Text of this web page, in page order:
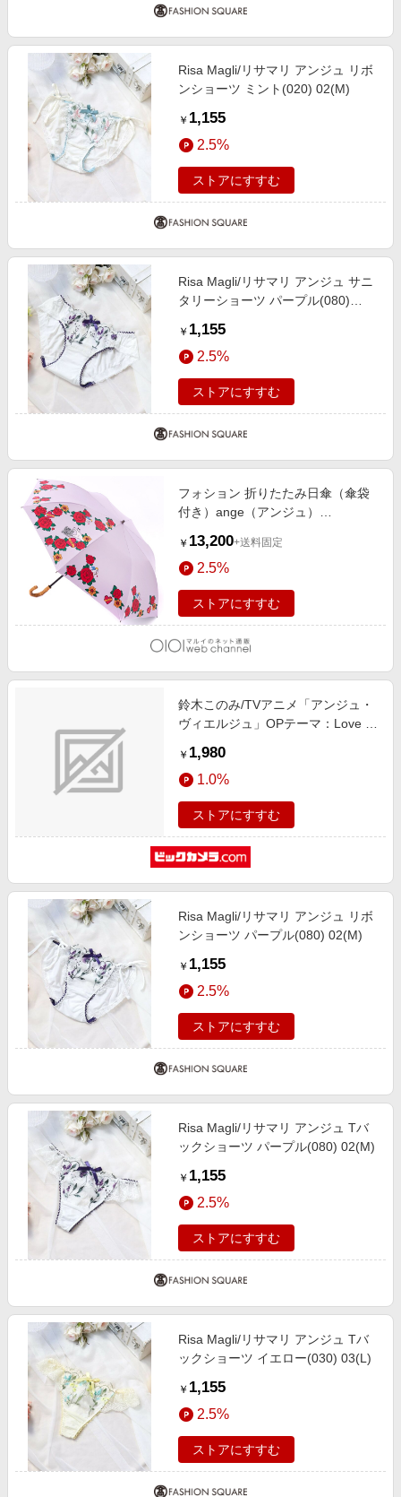
Risa Magli/リサマリ アンジュ リボ
ンショーツ ミント(020) 02(M)
￥ 1,155
2.5%
ストアにすすむ
Risa Magli/リサマリ アンジュ サニ
タリーショーツ パープル(080)
￥ 1,155
2.5%
ストアにすすむ
フォション 折りたたみ日傘（傘袋
付き）ange（アンジュ）
￥ 13,200+送料固定
2.5%
ストアにすすむ
鈴木このみ/TVアニメ「アンジュ・
ヴィエルジュ」OPテーマ：Love is
￥ 1,980
1.0%
ストアにすすむ
Risa Magli/リサマリ アンジュ リボ
ンショーツ パープル(080) 02(M)
￥ 1,155
2.5%
ストアにすすむ
Risa Magli/リサマリ アンジュ Tバ
ックショーツ パープル(080) 02(M)
￥ 1,155
2.5%
ストアにすすむ
Risa Magli/リサマリ アンジュ Tバ
ックショーツ イエロー(030) 03(L)
￥ 1,155
2.5%
ストアにすすむ